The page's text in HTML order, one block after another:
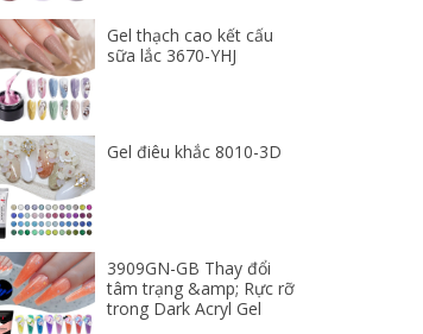
Gel thạch cao kết cấu
sữa lắc 3670-YHJ
Gel điêu khắc 8010-3D
3909GN-GB Thay đổi
tâm trạng &amp; Rực rỡ
trong Dark Acryl Gel